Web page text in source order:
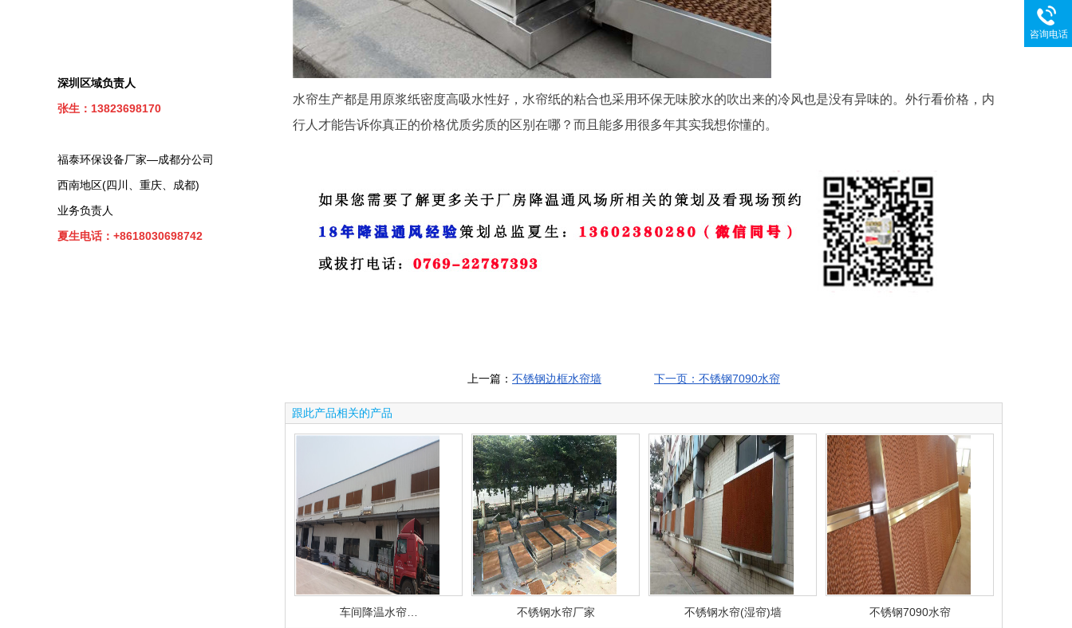
深圳区域负责人
张生：13823698170
福泰环保设备厂家—成都分公司
西南地区(四川、重庆、成都)
业务负责人
夏生电话：+8618030698742
水帘生产都是用原浆纸密度高吸水性好，水帘纸的粘合也采用环保无味胶水的吹出来的冷风也是没有异味的。外行看价格，内
行人才能告诉你真正的价格优质劣质的区别在哪？而且能多用很多年其实我想你懂的。
上一篇： 不锈钢边框水帘墙 下一页：不锈钢7090水帘
跟此产品相关的产品
车间降温水帘… 不锈钢水帘厂家 不锈钢水帘(湿帘)墙 不锈钢7090水帘
咨询电话